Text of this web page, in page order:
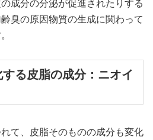
成分の分泌が促進されたりする
臭の原因物質の生成に関わって
る皮脂の成分：ニオイ
て、皮脂そのものの成分も変化